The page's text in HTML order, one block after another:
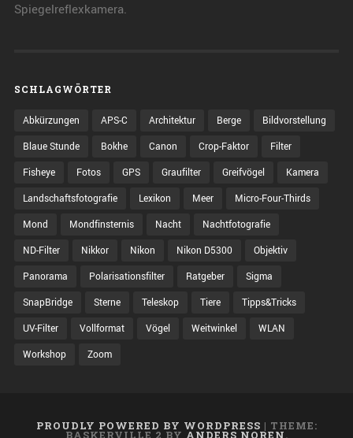
Spiegelreflexkamera.
SCHLAGWÖRTER
Abkürzungen APS-C Architektur Berge
Bildvorstellung
Blaue Stunde
Bokhe Canon Crop-Faktor
Filter
Fisheye
Fotos GPS Graufilter Greifvögel
Kamera
Landschaftsfotografie
Lexikon Meer
Micro-Four-Thirds
Mond
Mondfinsternis Nacht
Nachtfotografie
ND-Filter
Nikkor Nikon Nikon D5300
Objektiv
Panorama
Polarisationsfilter Ratgeber
Sigma
SnapBridge
Sterne Teleskop Tiere
Tipps&Tricks
UV-Filter
Vollformat Vögel Weitwinkel
WLAN
Workshop
Zoom
PROUDLY POWERED BY WORDPRESS | THEME:
BASKERVILLE 2 BY ANDERS NOREN.